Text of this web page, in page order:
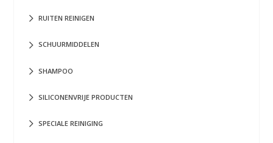
RUITEN REINIGEN
SCHUURMIDDELEN
SHAMPOO
SILICONENVRIJE PRODUCTEN
SPECIALE REINIGING